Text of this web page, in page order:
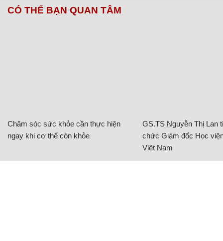
CÓ THỂ BẠN QUAN TÂM
Chăm sóc sức khỏe cần thực hiện
ngay khi cơ thể còn khỏe
GS.TS Nguyễn Thị Lan
chức Giám đốc Học
Việt Nam